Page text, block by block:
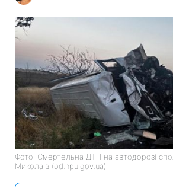
Фото: Смертельна ДТП на автодорозі
Миколаїв (od.npu.gov.ua)